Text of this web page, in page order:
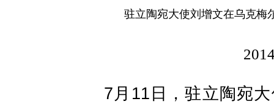
驻立陶宛大使刘增文在乌克梅
7月11日，驻立陶宛大